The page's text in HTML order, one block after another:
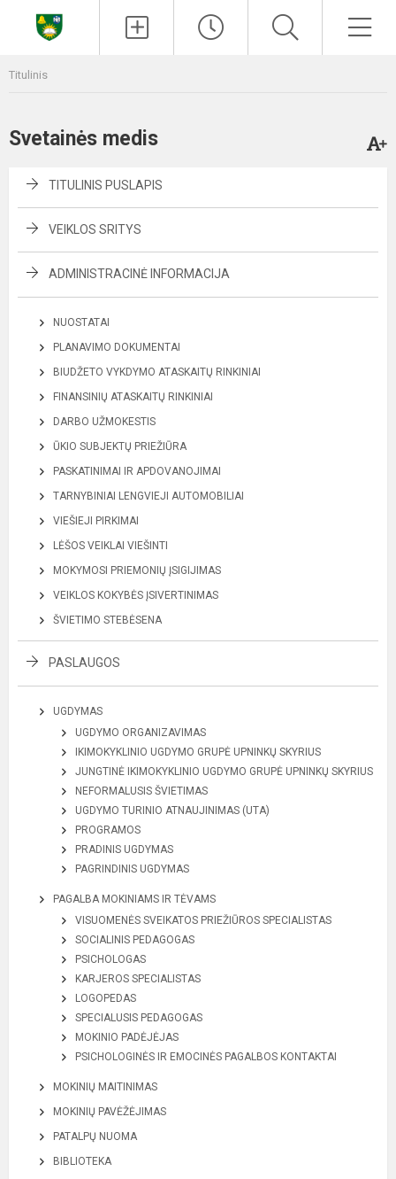
Titulinis
Svetainės medis
TITULINIS PUSLAPIS
VEIKLOS SRITYS
ADMINISTRACINĖ INFORMACIJA
NUOSTATAI
PLANAVIMO DOKUMENTAI
BIUDŽETO VYKDYMO ATASKAITŲ RINKINIAI
FINANSINIŲ ATASKAITŲ RINKINIAI
DARBO UŽMOKESTIS
ŪKIO SUBJEKTŲ PRIEŽIŪRA
PASKATINIMAI IR APDOVANOJIMAI
TARNYBINIAI LENGVIEJI AUTOMOBILIAI
VIEŠIEJI PIRKIMAI
LĖŠOS VEIKLAI VIEŠINTI
MOKYMOSI PRIEMONIŲ ĮSIGIJIMAS
VEIKLOS KOKYBĖS ĮSIVERTINIMAS
ŠVIETIMO STEBĖSENA
PASLAUGOS
UGDYMAS
UGDYMO ORGANIZAVIMAS
IKIMOKYKLINIO UGDYMO GRUPĖ UPNINKŲ SKYRIUS
JUNGTINĖ IKIMOKYKLINIO UGDYMO GRUPĖ UPNINKŲ SKYRIUS
NEFORMALUSIS ŠVIETIMAS
UGDYMO TURINIO ATNAUJINIMAS (UTA)
PROGRAMOS
PRADINIS UGDYMAS
PAGRINDINIS UGDYMAS
PAGALBA MOKINIAMS IR TĖVAMS
VISUOMENĖS SVEIKATOS PRIEŽIŪROS SPECIALISTAS
SOCIALINIS PEDAGOGAS
PSICHOLOGAS
KARJEROS SPECIALISTAS
LOGOPEDAS
SPECIALUSIS PEDAGOGAS
MOKINIO PADĖJĖJAS
PSICHOLOGINĖS IR EMOCINĖS PAGALBOS KONTAKTAI
MOKINIŲ MAITINIMAS
MOKINIŲ PAVĖŽĖJIMAS
PATALPŲ NUOMA
BIBLIOTEKA